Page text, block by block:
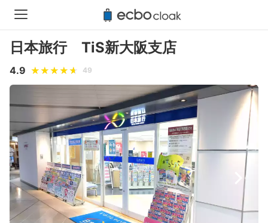
日本旅行 TiS新大阪支店
4.9 49